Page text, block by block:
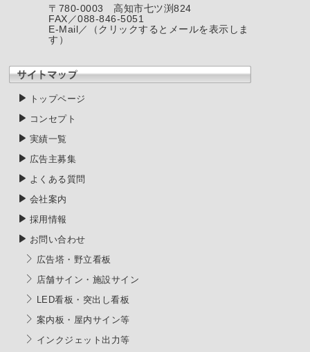
〒780-0003 高知市七ツ渕824
FAX／088-846-5051
E-Mail／
（クリックするとメールを表示しま
す）
トップページ
コンセプト
実績一覧
広告主募集
よくある質問
会社案内
採用情報
お問い合わせ
広告塔・野立看板
店舗サイン・施設サイン
LED看板・突出し看板
案内板・屋内サイン等
インクジェット出力等